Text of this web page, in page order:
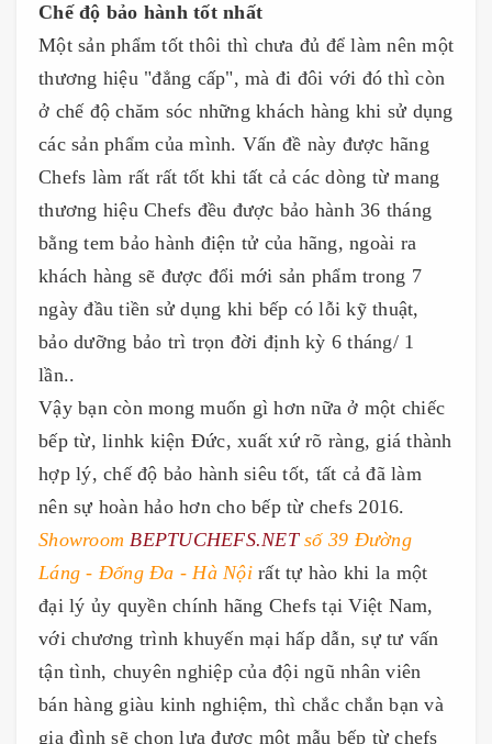
Chế độ bảo hành tốt nhất
Một sản phẩm tốt thôi thì chưa đủ để làm nên một
thương hiệu "đẳng cấp", mà đi đôi với đó thì còn
ở chế độ chăm sóc những khách hàng khi sử dụng
các sản phẩm của mình. Vấn đề này được hãng
Chefs làm rất rất tốt khi tất cả các dòng từ mang
thương hiệu Chefs đều được bảo hành 36 tháng
bằng tem bảo hành điện tử của hãng, ngoài ra
khách hàng sẽ được đổi mới sản phẩm trong 7
ngày đầu tiền sử dụng khi bếp có lỗi kỹ thuật,
bảo dưỡng bảo trì trọn đời định kỳ 6 tháng/ 1
lần..
Vậy bạn còn mong muốn gì hơn nữa ở một chiếc
bếp từ, linhk kiện Đức, xuất xứ rõ ràng, giá thành
hợp lý, chế độ bảo hành siêu tốt, tất cả đã làm
nên sự hoàn hảo hơn cho bếp từ chefs 2016.
ShowroomBEPTUCHEFS.NETsố 39 Đường
Láng - Đống Đa - Hà Nộirất tự hào khi la một
đại lý ủy quyền chính hãng Chefs tại Việt Nam,
với chương trình khuyến mại hấp dẫn, sự tư vấn
tận tình, chuyên nghiệp của đội ngũ nhân viên
bán hàng giàu kinh nghiệm, thì chắc chắn bạn và
gia đình sẽ chọn lựa được một mẫu bếp từ chefs